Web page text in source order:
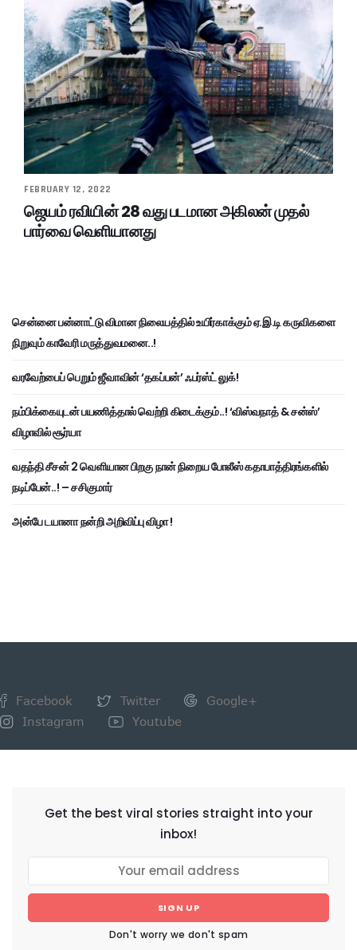
FEBRUARY 12, 2022
ஜெயம் ரவியின் 28 வது படமான அகிலன் முதல்
பார்வை வெளியானது
சென்னை பன்னாட்டு விமான நிலையத்தில் உயிர்காக்கும் ஏ.இ.டி கருவிகளை
நிறுவும் காவேரி மருத்துவமனை..!
வரவேற்பைப் பெறும் ஜீவாவின் ‘தகப்பன்’ ஃபர்ஸ்ட் லுக்!
நம்பிக்கையுடன் பயணித்தால் வெற்றி கிடைக்கும்..! ‘விஸ்வநாத் & சன்ஸ்’
விழாவில் சூர்யா
வதந்தி சீசன் 2 வெளியான பிறகு நான் நிறைய போலீஸ் கதாபாத்திரங்களில்
நடிப்பேன்..! – சசிகுமார்
அன்பே டயானா நன்றி அறிவிப்பு விழா !
Facebook Twitter
Google+
Instagram
Youtube
Get the best viral stories straight into your
inbox!
SIGN UP
Don't worry we don't spam